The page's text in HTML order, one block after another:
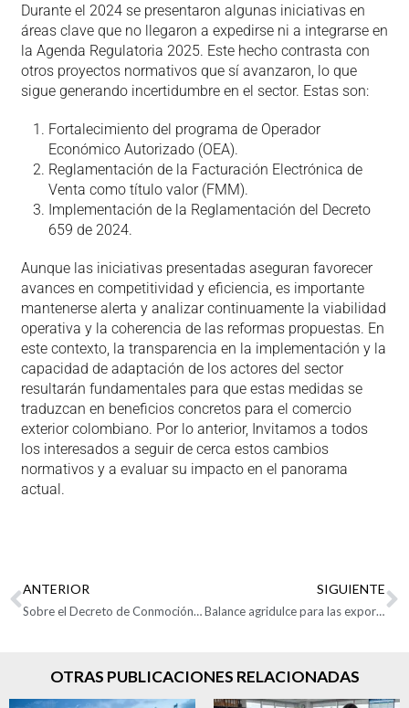
Durante el 2024 se presentaron algunas iniciativas en
áreas clave que no llegaron a expedirse ni a integrarse en
la Agenda Regulatoria 2025. Este hecho contrasta con
otros proyectos normativos que sí avanzaron, lo que
sigue generando incertidumbre en el sector. Estas son:
Fortalecimiento del programa de Operador
Económico Autorizado (OEA).
Reglamentación de la Facturación Electrónica de
Venta como título valor (FMM).
Implementación de la Reglamentación del Decreto
659 de 2024.
Aunque las iniciativas presentadas aseguran favorecer
avances en competitividad y eficiencia, es importante
mantenerse alerta y analizar continuamente la viabilidad
operativa y la coherencia de las reformas propuestas. En
este contexto, la transparencia en la implementación y la
capacidad de adaptación de los actores del sector
resultarán fundamentales para que estas medidas se
traduzcan en beneficios concretos para el comercio
exterior colombiano. Por lo anterior, Invitamos a todos
los interesados a seguir de cerca estos cambios
normativos y a evaluar su impacto en el panorama
actual.
ANTERIOR
Sobre el Decreto de Conmoción Interior Expedido por el Gobierno Nacional: Entre la Emergencia y el Debate Constitucional
SIGUIENTE
Balance agridulce para las exportaciones de los departamentos en 2024
OTRAS PUBLICACIONES RELACIONADAS